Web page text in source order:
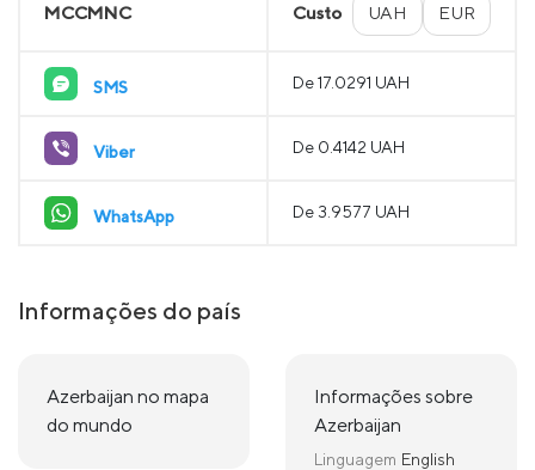
MCCMNC Custo UAH EUR
SMS De 17.0291 UAH
Viber De 0.4142 UAH
WhatsApp De 3.9577 UAH
Informações do país
Azerbaijan no mapa
do mundo
Informações sobre
Azerbaijan
Linguagem English